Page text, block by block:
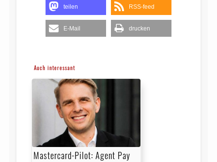
teilen RSS-feed
E-Mail drucken
Auch interessant
Mastercard-Pilot: Agent Pay